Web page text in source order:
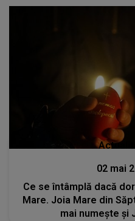
02 mai
Ce se întâmplă dacă
Mare. Joia Mare din
mai numeşte şi